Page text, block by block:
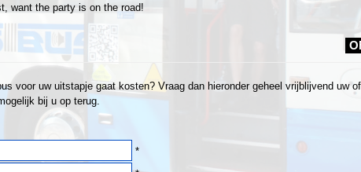
want the party is on the road!
voor uw uitstapje gaat kosten? Vraag dan hieronder geheel vrijblijvend uw
bij u op terug.
*